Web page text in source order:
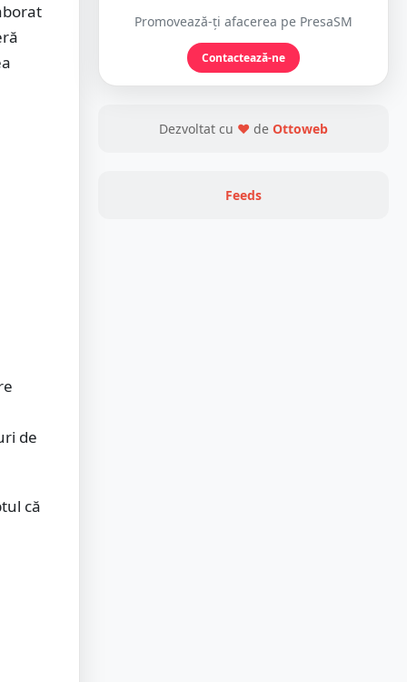
de
că
Promovează-ți afacerea pe PresaSM
Contactează-ne
Dezvoltat cu ❤ de Ottoweb
Feeds